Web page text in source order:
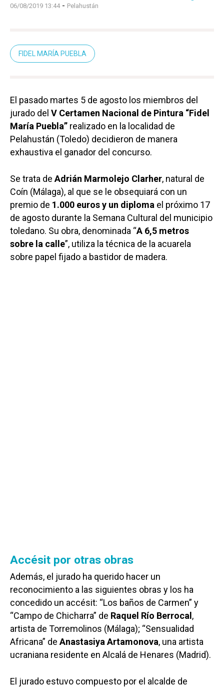
06/08/2019 13:44- Pelahustán
FIDEL MARÍA PUEBLA
El pasado martes 5 de agosto los miembros del
jurado del V Certamen Nacional de Pintura “Fidel
María Puebla” realizado en la localidad de
Pelahustán (Toledo) decidieron de manera
exhaustiva el ganador del concurso.
Se trata de Adrián Marmolejo Clarher, natural de
Coín (Málaga), al que se le obsequiará con un
premio de 1.000 euros y un diploma el próximo 17
de agosto durante la Semana Cultural del municipio
toledano. Su obra, denominada “A 6,5 metros
sobre la calle”, utiliza la técnica de la acuarela
sobre papel fijado a bastidor de madera.
Accésit por otras obras
Además, el jurado ha querido hacer un
reconocimiento a las siguientes obras y los ha
concedido un accésit: “Los baños de Carmen” y
“Campo de Chicharra” de Raquel Río Berrocal ,
artista de Torremolinos (Málaga); “Sensualidad
Africana” de Anastasiya Artamonova, una artista
ucraniana residente en Alcalá de Henares (Madrid).
El jurado estuvo compuesto por el alcalde de